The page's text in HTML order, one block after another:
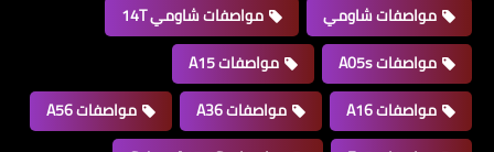
مواصفات شاومي
مواصفات شاومي 14T
مواصفات A05s
مواصفات A15
مواصفات A16
مواصفات A36
مواصفات A56